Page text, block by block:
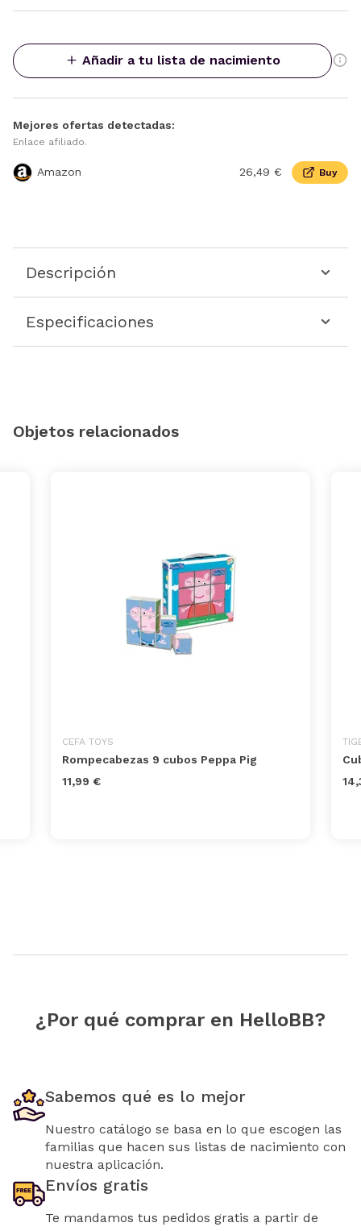
Añadir a tu lista de nacimiento
Mejores ofertas detectadas:
Enlace afiliado.
Amazon 26,49 € Buy
Descripción
Especificaciones
Objetos relacionados
CEFA TOYS
Rompecabezas 9 cubos Peppa Pig
11,99 €
¿Por qué comprar en HelloBB?
Sabemos qué es lo mejor
Nuestro catálogo se basa en lo que escogen las
familias que hacen sus listas de nacimiento con
nuestra aplicación.
Envíos gratis
Te mandamos tus pedidos gratis a partir de